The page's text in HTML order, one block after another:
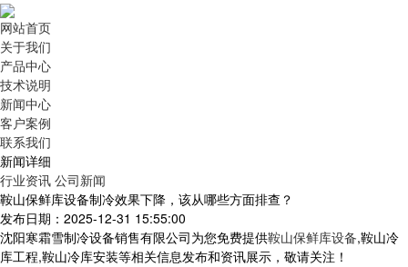
网站首页
关于我们
产品中心
技术说明
新闻中心
客户案例
联系我们
新闻详细
行业资讯 公司新闻
鞍山保鲜库设备制冷效果下降，该从哪些方面排查？
发布日期：2025-12-31 15:55:00
沈阳寒霜雪制冷设备销售有限公司为您免费提供鞍山保鲜库设备,鞍山冷
库工程,鞍山冷库安装等相关信息发布和资讯展示，敬请关注！